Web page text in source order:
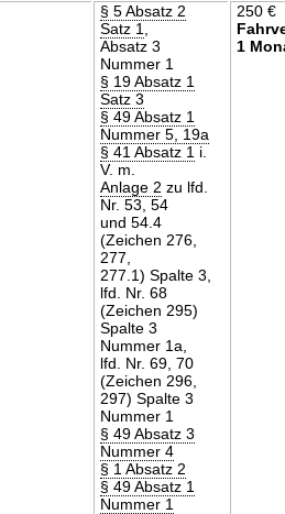
§ 5 Absatz 2
Satz 1
Absatz 3
Nummer 1
§ 19 Absatz 1
Satz 3
§ 49 Absatz 1
Nummer 5, 19a
§ 41 Absatz 1 i.
V. m.
Anlage 2 zu lfd.
Nr. 53, 54
und 54.4
(Zeichen 276,
277,
277.1) Spalte 3,
lfd. Nr. 68
(Zeichen 295)
Spalte 3
Nummer 1a,
lfd. Nr. 69, 70
(Zeichen 296,
297) Spalte 3
Nummer 1
§ 49 Absatz 3
Nummer 4
§ 1 Absatz 2
§ 49 Absatz 1
Nummer 1
250 €
1